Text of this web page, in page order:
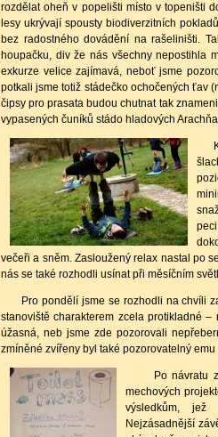
rozdělat oheň v popelišti místo v topeništi
lesy ukrývají spousty biodiverzitních
bez radostného dovádění na rašeliništi.
houpačku, div že nás všechny nepostihla
exkurze velice zajímavá, neboť jsme
potkali jsme totiž stádečko ochočených ťav
čipsy pro prasata budou chutnat tak
vypasených čuníků stádo hladových
večeři a sněm. Zasloužený relax nastal po
nás se také rozhodli usínat při měsíčním
Pro pondělí jsme se rozhodli na chvíli
stanoviště charakterem zcela protikladné
úžasná, neb jsme zde pozorovali
zmíněné zvířeny byl také pozorovatelný emu
Po návratu
mechových
výsledkům, jež
Nejzásadnější